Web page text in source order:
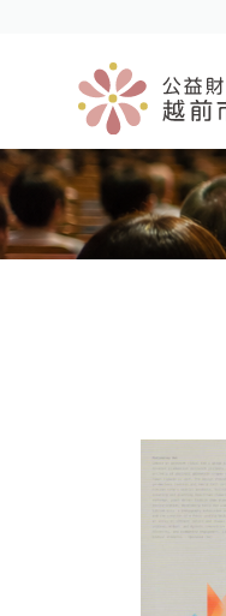
ス
キ
ッ
プ
ン
に
移
動